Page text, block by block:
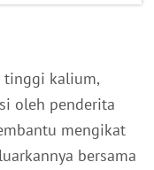
tinggi kalium,
oleh penderita
mengikat
bersama